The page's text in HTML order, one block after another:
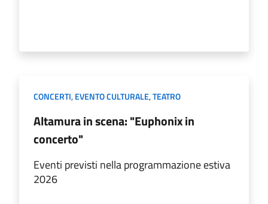
CONCERTI,EVENTO CULTURALE,TEATRO
Altamura in scena: "Euphonix in
concerto"
Eventi previsti nella programmazione estiva
2026